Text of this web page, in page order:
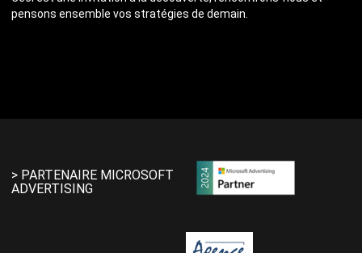
pensons ensemble vos stratégies de demain.
> PARTENAIRE MICROSOFT
ADVERTISING